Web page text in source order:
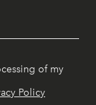
of my
Policy